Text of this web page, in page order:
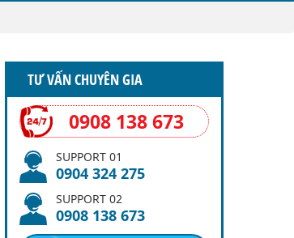
TƯ VẤN CHUYÊN GIA
0908 138 673
SUPPORT 01
0904 324 275
SUPPORT 02
0908 138 673